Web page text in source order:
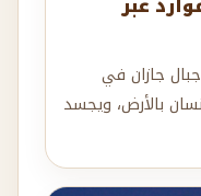
جازان في
بالأرض، ويجسد